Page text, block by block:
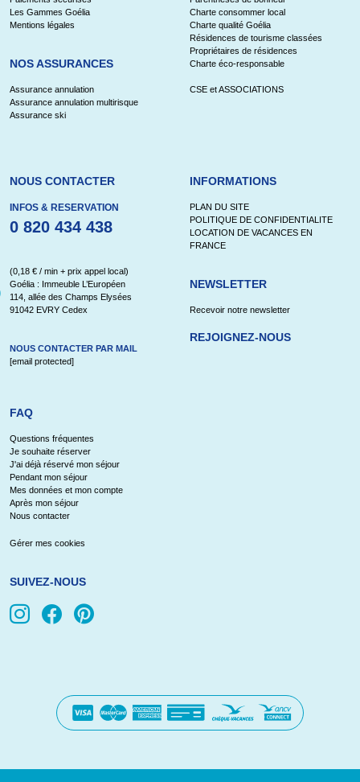
Les Gammes Goélia
Mentions légales
NOS ASSURANCES
Assurance annulation
Assurance annulation multirisque
Assurance ski
Charte consommer local
Charte qualité Goélia
Résidences de tourisme classées
Propriétaires de résidences
Charte éco-responsable
CSE et ASSOCIATIONS
NOUS CONTACTER
INFOS & RESERVATION
0 820 434 438
(0,18 € / min + prix appel local)
Goélia : Immeuble L’Européen
114, allée des Champs Elysées
91042 EVRY Cedex
NOUS CONTACTER PAR MAIL
[email protected]
INFORMATIONS
PLAN DU SITE
POLITIQUE DE CONFIDENTIALITE
LOCATION DE VACANCES EN
FRANCE
NEWSLETTER
Recevoir notre newsletter
REJOIGNEZ-NOUS
FAQ
Questions fréquentes
Je souhaite réserver
J'ai déjà réservé mon séjour
Pendant mon séjour
Mes données et mon compte
Après mon séjour
Nous contacter
Gérer mes cookies
SUIVEZ-NOUS